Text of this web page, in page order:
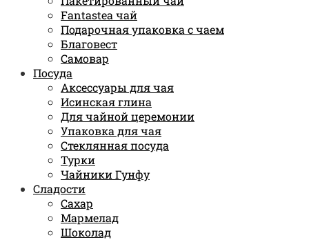
Fantastea чай
Подарочная упаковка с чаем
Благовест
Самовар
Посуда
Аксессуары для чая
Исинская глина
Для чайной церемонии
Упаковка для чая
Стеклянная посуда
Турки
Чайники Гунфу
Сладости
Сахар
Мармелад
Шоколад